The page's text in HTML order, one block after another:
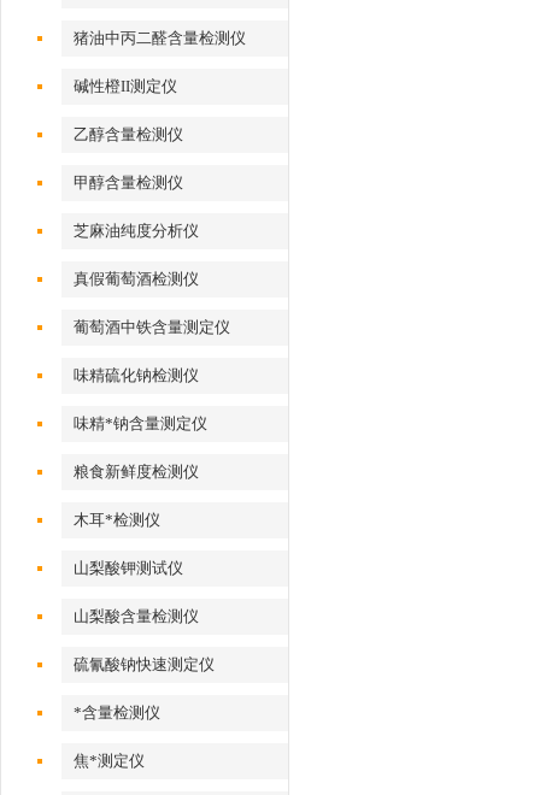
猪油中丙二醛含量检测仪
碱性橙II测定仪
乙醇含量检测仪
甲醇含量检测仪
芝麻油纯度分析仪
真假葡萄酒检测仪
葡萄酒中铁含量测定仪
味精硫化钠检测仪
味精*钠含量测定仪
粮食新鲜度检测仪
木耳*检测仪
山梨酸钾测试仪
山梨酸含量检测仪
硫氰酸钠快速测定仪
*含量检测仪
焦*测定仪